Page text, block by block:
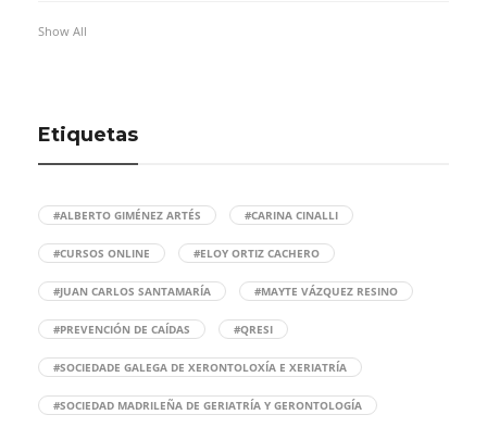
Show All
Etiquetas
#ALBERTO GIMÉNEZ ARTÉS #CARINA CINALLI
#CURSOS ONLINE #ELOY ORTIZ CACHERO
#JUAN CARLOS SANTAMARÍA #MAYTE VÁZQUEZ RESINO
#PREVENCIÓN DE CAÍDAS #QRESI
#SOCIEDADE GALEGA DE XERONTOLOXÍA E XERIATRÍA
#SOCIEDAD MADRILEÑA DE GERIATRÍA Y GERONTOLOGÍA